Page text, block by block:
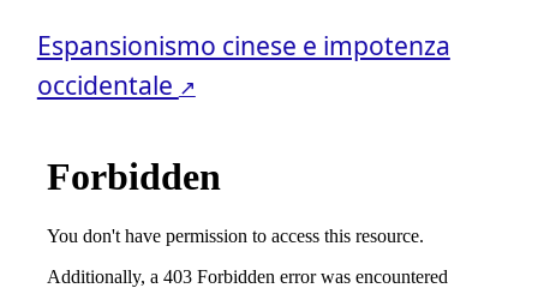
Espansionismo cinese e impotenza
occidentalе